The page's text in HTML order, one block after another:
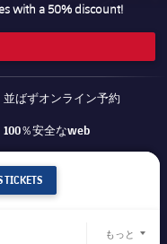
with a 50% discount!
並ばずオンライン予約
100％安全なweb
TICKETS
もっと